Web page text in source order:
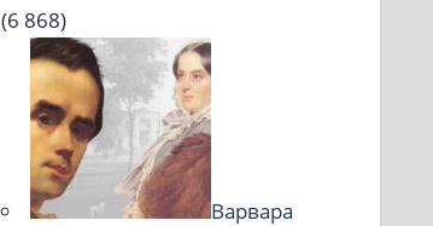
(6 868)
Варвара